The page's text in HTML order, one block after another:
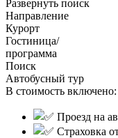
Развернуть поиск
Направление
Курорт
Гостиница/
программа
Поиск
Автобусный тур
В стоимость включено:
Проезд на
Страховка